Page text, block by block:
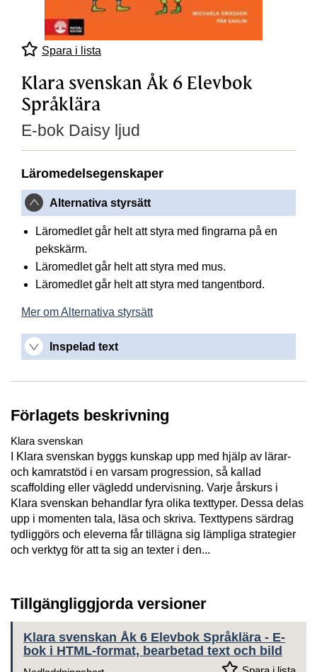
Spara i lista
Klara svenskan Åk 6 Elevbok
Språklära
E-bok Daisy ljud
Läromedelsegenskaper
Alternativa styrsätt
Läromedlet går helt att styra med fingrarna på en
pekskärm.
Läromedlet går helt att styra med mus.
Läromedlet går helt att styra med tangentbord.
Mer om Alternativa styrsätt
Inspelad text
Förlagets beskrivning
Klara svenskan
I Klara svenskan byggs kunskap upp med hjälp av lärar-
och kamratstöd i en varsam progression, så kallad
scaffolding eller vägledd undervisning. Varje årskurs i
Klara svenskan behandlar fyra olika texttyper. Dessa delas
upp i momenten tala, läsa och skriva. Texttypens särdrag
tydliggörs och eleverna får tillägna sig lämpliga strategier
och verktyg för att ta sig an texter i den...
Tillgängliggjorda versioner
Klara svenskan Åk 6 Elevbok Språklära - E-
bok i HTML-format, bearbetad text och bild